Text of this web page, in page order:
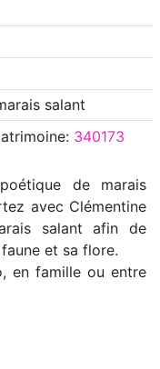
salant
: 340173
de marais
avec Clémentine
salant afin de
et sa flore.
en famille ou entre